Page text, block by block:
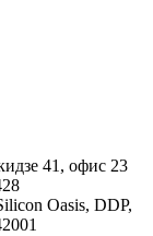
41, офис 23
Oasis, DDP,